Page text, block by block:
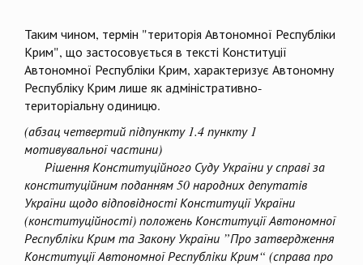
Таким чином, термін "територія Автономної Республіки
Крим", що застосовується в тексті Конституції
Автономної Республіки Крим, характеризує Автономну
Республіку Крим лише як адміністративно-
територіальну одиницю.
(абзац четвертий підпункту 1.4 пункту 1
мотивувальної частини)
Рішення Конституційного Суду України у справі за
конституційним поданням 50 народних депутатів
України щодо відповідності Конституції України
(конституційності) положень Конституції Автономної
Республіки Крим та Закону України ”Про затвердження
Конституції Автономної Республіки Крим“ (справа про